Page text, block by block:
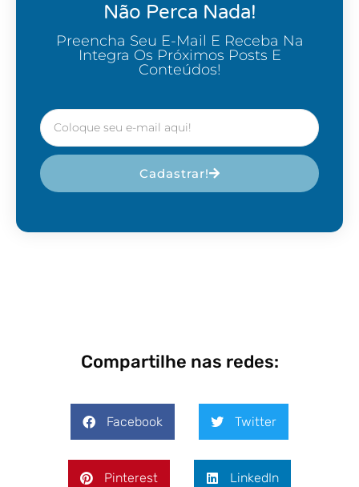
Não Perca Nada!
Preencha Seu E-Mail E Receba Na
Integra Os Próximos Posts E
Conteúdos!
Cadastrar!
Compartilhe nas redes:
Facebook Twitter
Pinterest LinkedIn